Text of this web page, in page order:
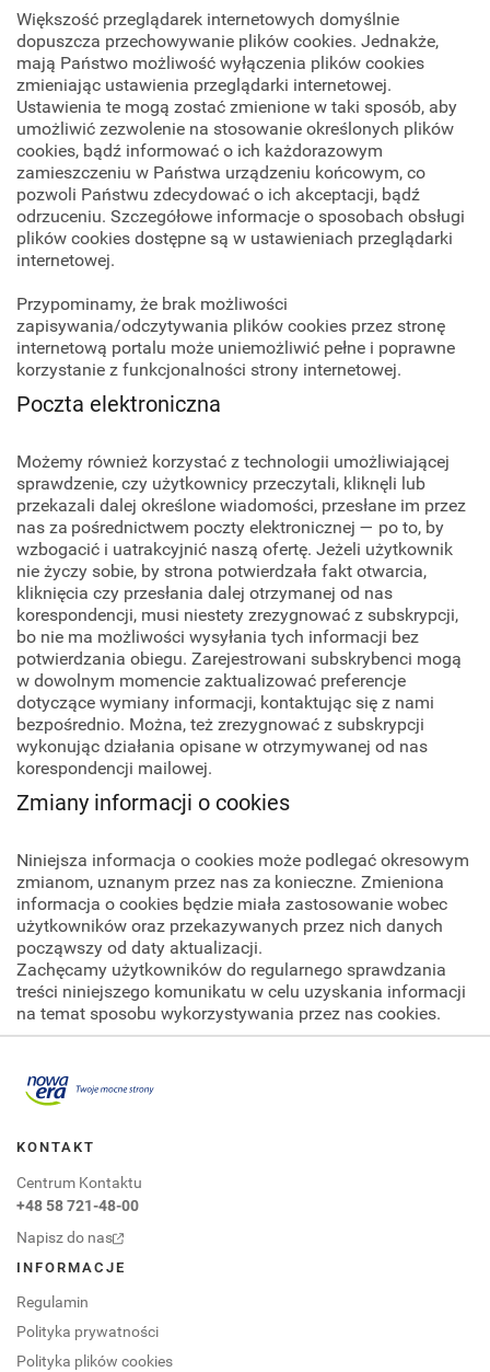
Większość przeglądarek internetowych domyślnie
dopuszcza przechowywanie plików cookies. Jednakże,
mają Państwo możliwość wyłączenia plików cookies
zmieniając ustawienia przeglądarki internetowej.
Ustawienia te mogą zostać zmienione w taki sposób, aby
umożliwić zezwolenie na stosowanie określonych plików
cookies, bądź informować o ich każdorazowym
zamieszczeniu w Państwa urządzeniu końcowym, co
pozwoli Państwu zdecydować o ich akceptacji, bądź
odrzuceniu. Szczegółowe informacje o sposobach obsługi
plików cookies dostępne są w ustawieniach przeglądarki
internetowej.
Przypominamy, że brak możliwości
zapisywania/odczytywania plików cookies przez stronę
internetową portalu może uniemożliwić pełne i poprawne
korzystanie z funkcjonalności strony internetowej.
Poczta elektroniczna
Możemy również korzystać z technologii umożliwiającej
sprawdzenie, czy użytkownicy przeczytali, kliknęli lub
przekazali dalej określone wiadomości, przesłane im przez
nas za pośrednictwem poczty elektronicznej — po to, by
wzbogacić i uatrakcyjnić naszą ofertę. Jeżeli użytkownik
nie życzy sobie, by strona potwierdzała fakt otwarcia,
kliknięcia czy przesłania dalej otrzymanej od nas
korespondencji, musi niestety zrezygnować z subskrypcji,
bo nie ma możliwości wysyłania tych informacji bez
potwierdzania obiegu. Zarejestrowani subskrybenci mogą
w dowolnym momencie zaktualizować preferencje
dotyczące wymiany informacji, kontaktując się z nami
bezpośrednio. Można, też zrezygnować z subskrypcji
wykonując działania opisane w otrzymywanej od nas
korespondencji mailowej.
Zmiany informacji o cookies
Niniejsza informacja o cookies może podlegać okresowym
zmianom, uznanym przez nas za konieczne. Zmieniona
informacja o cookies będzie miała zastosowanie wobec
użytkowników oraz przekazywanych przez nich danych
począwszy od daty aktualizacji.
Zachęcamy użytkowników do regularnego sprawdzania
treści niniejszego komunikatu w celu uzyskania informacji
na temat sposobu wykorzystywania przez nas cookies.
KONTAKT
Centrum Kontaktu
+48 58 721-48-00
Napisz do nas
INFORMACJE
Regulamin
Polityka prywatności
Polityka plików cookies